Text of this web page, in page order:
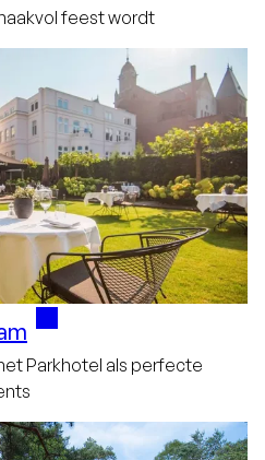
feest wordt
Parkhotel als perfecte